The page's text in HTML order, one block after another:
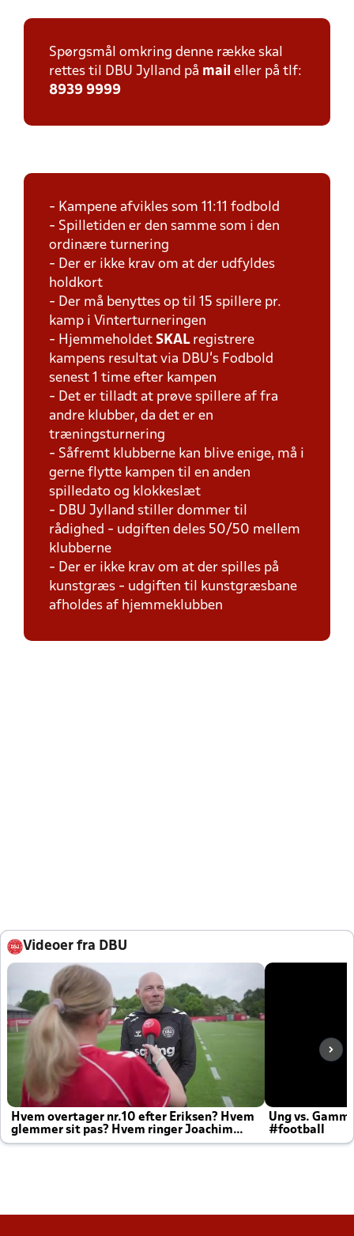
Spørgsmål omkring denne række skal
rettes til DBU Jylland på mail eller på tlf:
8939 9999
- Kampene afvikles som 11:11 fodbold
- Spilletiden er den samme som i den
ordinære turnering
- Der er ikke krav om at der udfyldes
holdkort
- Der må benyttes op til 15 spillere pr.
kamp i Vinterturneringen
- Hjemmeholdet SKAL registrere
kampens resultat via DBU's Fodbold
senest 1 time efter kampen
- Det er tilladt at prøve spillere af fra
andre klubber, da det er en
træningsturnering
- Såfremt klubberne kan blive enige, må i
gerne flytte kampen til en anden
spilledato og klokkeslæt
- DBU Jylland stiller dommer til
rådighed - udgiften deles 50/50 mellem
klubberne
- Der er ikke krav om at der spilles på
kunstgræs - udgiften til kunstgræsbane
afholdes af hjemmeklubben
Videoer fra DBU
Hvem overtager nr.10 efter Eriksen? Hvem
glemmer sit pas? Hvem ringer Joachim
altid til efter kampe?
Ung vs.
#football